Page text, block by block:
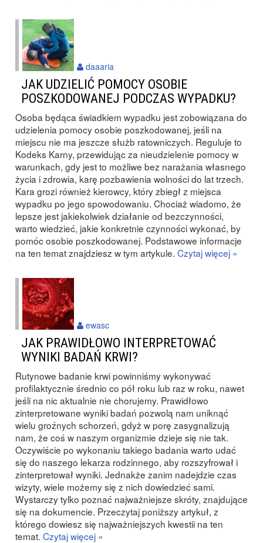
JAK UDZIELIĆ POMOCY OSOBIE
POSZKODOWANEJ PODCZAS WYPADKU?
Osoba będąca świadkiem wypadku jest zobowiązana do
udzielenia pomocy osobie poszkodowanej, jeśli na
miejscu nie ma jeszcze służb ratowniczych. Reguluje to
Kodeks Karny, przewidując za nieudzielenie pomocy w
warunkach, gdy jest to możliwe bez narażania własnego
życia i zdrowia, karę pozbawienia wolności do lat trzech.
Kara grozi również kierowcy, który zbiegł z miejsca
wypadku po jego spowodowaniu. Chociaż wiadomo, że
lepsze jest jakiekolwiek działanie od bezczynności,
warto wiedzieć, jakie konkretnie czynności wykonać, by
pomóc osobie poszkodowanej. Podstawowe informacje
na ten temat znajdziesz w tym artykule. Czytaj więcej »
daaaria
JAK PRAWIDŁOWO INTERPRETOWAĆ
WYNIKI BADAŃ KRWI?
Rutynowe badanie krwi powinniśmy wykonywać
profilaktycznie średnio co pół roku lub raz w roku, nawet
jeśli na nic aktualnie nie chorujemy. Prawidłowo
zinterpretowane wyniki badań pozwolą nam uniknąć
wielu groźnych schorzeń, gdyż w porę zasygnalizują
nam, że coś w naszym organizmie dzieje się nie tak.
Oczywiście po wykonaniu takiego badania warto udać
się do naszego lekarza rodzinnego, aby rozszyfrował i
zinterpretował wyniki. Jednakże zanim nadejdzie czas
wizyty, wiele możemy się z nich dowiedzieć sami.
Wystarczy tylko poznać najważniejsze skróty, znajdujące
się na dokumencie. Przeczytaj poniższy artykuł, z
którego dowiesz się najważniejszych kwestii na ten
temat. Czytaj więcej »
ewasc